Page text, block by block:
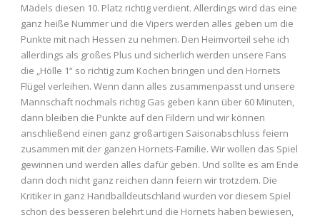
Mädels diesen 10. Platz richtig verdient. Allerdings wird das eine
ganz heiße Nummer und die Vipers werden alles geben um die
Punkte mit nach Hessen zu nehmen. Den Heimvorteil sehe ich
allerdings als großes Plus und sicherlich werden unsere Fans
die „Hölle 1“ so richtig zum Kochen bringen und den Hornets
Flügel verleihen. Wenn dann alles zusammenpasst und unsere
Mannschaft nochmals richtig Gas geben kann über 60 Minuten,
dann bleiben die Punkte auf den Fildern und wir können
anschließend einen ganz großartigen Saisonabschluss feiern
zusammen mit der ganzen Hornets-Familie. Wir wollen das Spiel
gewinnen und werden alles dafür geben. Und sollte es am Ende
dann doch nicht ganz reichen dann feiern wir trotzdem. Die
Kritiker in ganz Handballdeutschland wurden vor diesem Spiel
schon des besseren belehrt und die Hornets haben bewiesen,